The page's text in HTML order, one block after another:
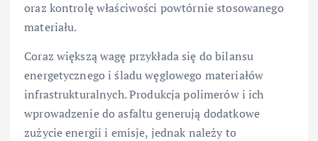
oraz kontrolę właściwości powtórnie stosowanego
materiału.
Coraz większą wagę przykłada się do bilansu
energetycznego i śladu węglowego materiałów
infrastrukturalnych. Produkcja polimerów i ich
wprowadzenie do asfaltu generują dodatkowe
zużycie energii i emisje, jednak należy to